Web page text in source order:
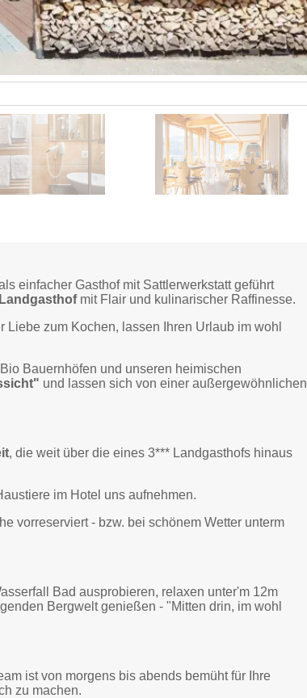
einfacher Gasthof mit Sattlerwerkstatt geführt
mit Flair und kulinarischer Raffinesse.
Liebe zum Kochen, lassen Ihren Urlaub im wohl
Bauernhöfen und unseren heimischen
und lassen sich von einer außergewöhnlichen
, die weit über die eines 3*** Landgasthofs hinaus
im Hotel uns aufnehmen.
vorreserviert - bzw. bei schönem Wetter unterm
Bad ausprobieren, relaxen unter'm 12m
Bergwelt genießen - "Mitten drin, im wohl
ist von morgens bis abends bemüht für Ihre
zu machen.